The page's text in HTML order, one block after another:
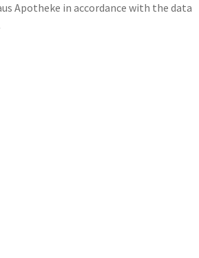
Apotheke in accordance with the data